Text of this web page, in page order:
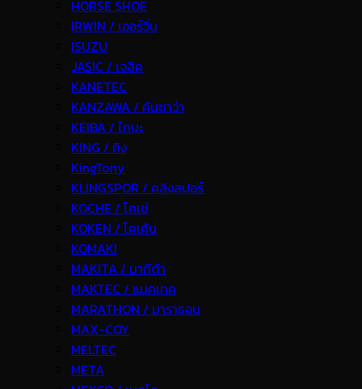
HORSE SHOE
IRWIN / เออร์วิ่น
ISUZU
JASIC / เจสิค
KANETEC
KANZAWA / คันซาว่า
KEIBA / ไกบะ
KING / คิง
KingTony
KLINGSPOR / คลิงสปอร์
KOCHE / โคเช่
KOKEN / โคเค้น
KOMAKI
MAKITA / มากีต้า
MAKTEC / แมคเทค
MARATHON / มาราธอน
MAX-COY
MELTEC
META